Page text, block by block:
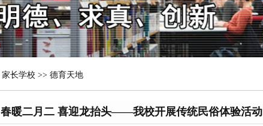
家长学校 >> 德育天地
春暖二月二 喜迎龙抬头——我校开展传统民俗体验活动